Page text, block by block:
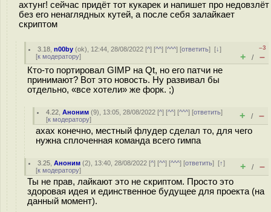
ахтунг! сейчас придёт тот кукарек и напишет про недовзлёт
без его ненаглядных кутей, а после себя залайкает
скриптом
3.18 ,n00by (ok), 12:44, 28/08/2022 [^] [^^] [^^^] [ответить][↓]
[к модератору]
–3
+ / –
Кто-то портировал GIMP на Qt, но его патчи не
принимают? Вот это новость. Ну развивал бы
отдельно, «все хотели» же форк. ;)
4.22 ,Аноним (9), 13:05, 28/08/2022 [^] [^^] [^^^] [ответить]
[к модератору] + / –
ахах конечно, местный флудер сделал то, для чего
нужна сплоченная команда всего гимпа
3.25 ,Аноним (2), 13:40, 28/08/2022 [^] [^^] [^^^] [ответить][↑]
[к модератору] + / –
Ты не прав, лайкают это не скриптом. Просто это
здоровая идея и единственное будущее для проекта (на
данный момент).